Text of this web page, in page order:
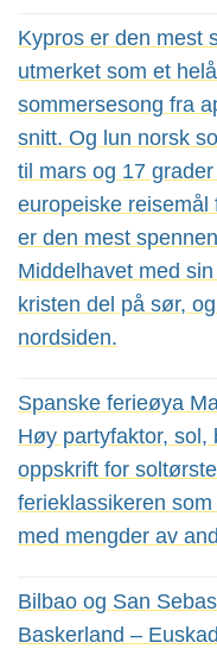
Kypros er den mest
utmerket som et
sommersesong fra
snitt. Og lun norsk
til mars og 17
europeiske
er den mest
Middelhavet med
kristen del på sør,
nordsiden.
Spanske ferieøya
Høy partyfaktor, sol,
oppskrift for
ferieklassikeren
med mengder av
Bilbao og San
Baskerland –